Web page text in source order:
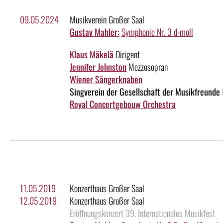
09.05.2024
Musikverein Großer Saal
Gustav Mahler:Symphonie Nr. 3 d-moll
Klaus Mäkelä Dirigent
Jennifer Johnston Mezzosopran
Wiener Sängerknaben
Singverein der Gesellschaft der Musikfreunde
Royal Concertgebouw Orchestra
11.05.2019
Konzerthaus Großer Saal
12.05.2019
Konzerthaus Großer Saal
Eröffnungskonzert 39. Internationales Musikfest